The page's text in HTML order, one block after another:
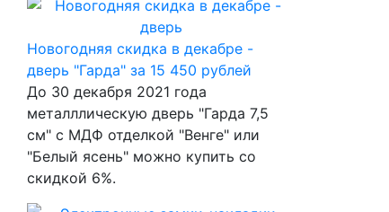
Новогодняя скидка в декабре -
дверь "Гарда" за 15 450 рублей
До 30 декабря 2021 года
металллическую дверь "Гарда 7,5
см" с МДФ отделкой "Венге" или
"Белый ясень" можно купить со
скидкой 6%.